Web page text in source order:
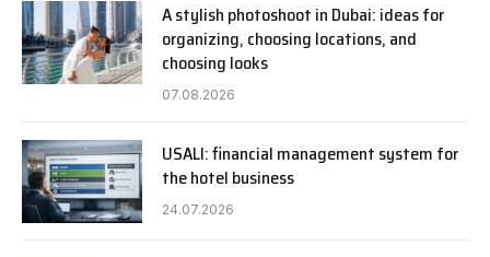
A stylish photoshoot in Dubai: ideas for
organizing, choosing locations, and
choosing looks
07.08.2026
USALI: financial management system for
the hotel business
24.07.2026